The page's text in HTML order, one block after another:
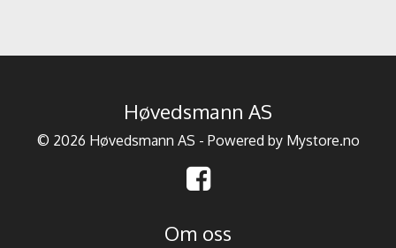
Høvedsmann AS
© 2026 Høvedsmann AS - Powered by Mystore.no
Om oss